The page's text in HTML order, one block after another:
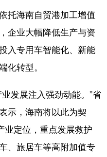
海南自贸港加工增值
企业大幅降低生产与资
入专用车智能化、新能
化转型。
发展注入强劲动能。”省
示，海南将以此为契
业定位，重点发展救护
、旅居车等高附加值专